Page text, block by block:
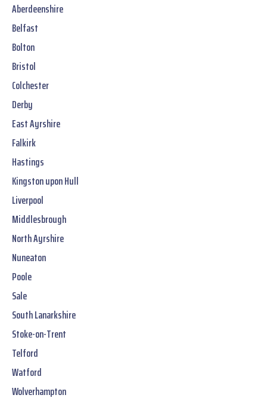
Aberdeenshire
Belfast
Bolton
Bristol
Colchester
Derby
East Ayrshire
Falkirk
Hastings
Kingston upon Hull
Liverpool
Middlesbrough
North Ayrshire
Nuneaton
Poole
Sale
South Lanarkshire
Stoke-on-Trent
Telford
Watford
Wolverhampton